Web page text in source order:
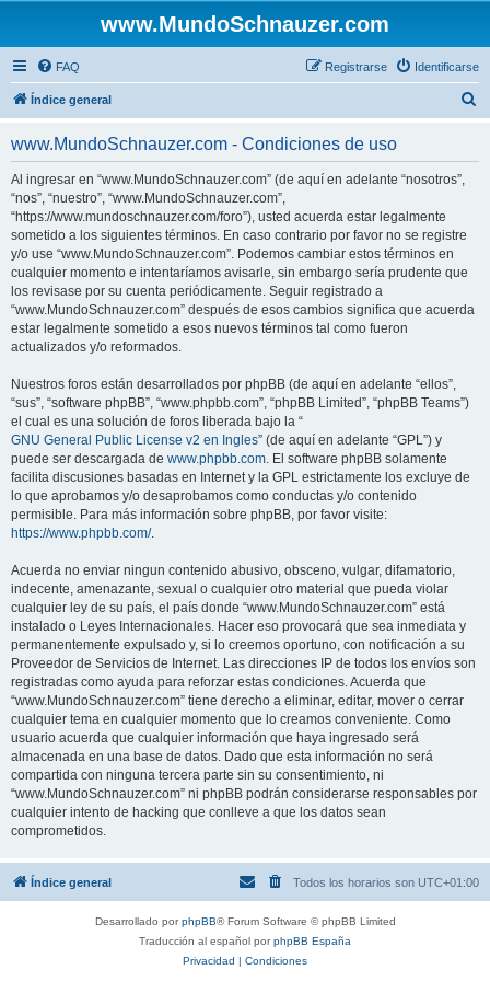
www.MundoSchnauzer.com
FAQ Identificarse
Registrarse
Índice general
www.MundoSchnauzer.com - Condiciones de uso
Al ingresar en “www.MundoSchnauzer.com” (de aquí en adelante “nosotros”,
“nos”, “nuestro”, “www.MundoSchnauzer.com”,
“https://www.mundoschnauzer.com/foro”), usted acuerda estar legalmente
sometido a los siguientes términos. En caso contrario por favor no se registre
y/o use “www.MundoSchnauzer.com”. Podemos cambiar estos términos en
cualquier momento e intentaríamos avisarle, sin embargo sería prudente que
los revisase por su cuenta periódicamente. Seguir registrado a
“www.MundoSchnauzer.com” después de esos cambios significa que acuerda
estar legalmente sometido a esos nuevos términos tal como fueron
actualizados y/o reformados.
Nuestros foros están desarrollados por phpBB (de aquí en adelante “ellos”,
“sus”, “software phpBB”, “www.phpbb.com”, “phpBB Limited”, “phpBB Teams”)
el cual es una solución de foros liberada bajo la “
GNU General Public License v2 en Ingles” (de aquí en adelante “GPL”) y
puede ser descargada de www.phpbb.com. El software phpBB solamente
facilita discusiones basadas en Internet y la GPL estrictamente los excluye de
lo que aprobamos y/o desaprobamos como conductas y/o contenido
permisible. Para más información sobre phpBB, por favor visite:
https://www.phpbb.com/.
Acuerda no enviar ningun contenido abusivo, obsceno, vulgar, difamatorio,
indecente, amenazante, sexual o cualquier otro material que pueda violar
cualquier ley de su país, el país donde “www.MundoSchnauzer.com” está
instalado o Leyes Internacionales. Hacer eso provocará que sea inmediata y
permanentemente expulsado y, si lo creemos oportuno, con notificación a su
Proveedor de Servicios de Internet. Las direcciones IP de todos los envíos son
registradas como ayuda para reforzar estas condiciones. Acuerda que
“www.MundoSchnauzer.com” tiene derecho a eliminar, editar, mover o cerrar
cualquier tema en cualquier momento que lo creamos conveniente. Como
usuario acuerda que cualquier información que haya ingresado será
almacenada en una base de datos. Dado que esta información no será
compartida con ninguna tercera parte sin su consentimiento, ni
“www.MundoSchnauzer.com” ni phpBB podrán considerarse responsables por
cualquier intento de hacking que conlleve a que los datos sean
comprometidos.
Índice general Todos los horarios son UTC+01:00
Desarrollado porphpBB® Forum Software © phpBB Limited
Traducción al español porphpBB España
Privacidad | Condiciones